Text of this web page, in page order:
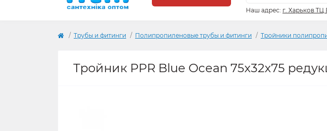
Наш адрес: г. Харьков
Трубы и фитинги Полипропиленовые трубы и фитинги Тройники
Тройник PPR Blue Ocean 75х32х75